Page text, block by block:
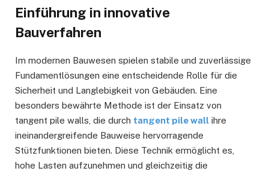
Einführung in innovative
Bauverfahren
Im modernen Bauwesen spielen stabile und zuverlässige
Fundamentlösungen eine entscheidende Rolle für die
Sicherheit und Langlebigkeit von Gebäuden. Eine
besonders bewährte Methode ist der Einsatz von
tangent pile walls, die durch tangent pile wall ihre
ineinandergreifende Bauweise hervorragende
Stützfunktionen bieten. Diese Technik ermöglicht es,
hohe Lasten aufzunehmen und gleichzeitig die